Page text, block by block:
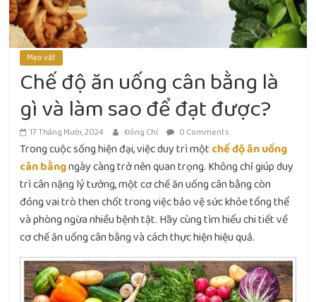
Mẹo vặt
Chế độ ăn uống cân bằng là
gì và làm sao để đạt được?
17 Tháng Mười, 2024 Đông Chí 0 Comments
Trong cuộc sống hiện đại, việc duy trì một chế độ ăn uống
cân bằngngày càng trở nên quan trọng. Không chỉ giúp duy
trì cân nặng lý tưởng, một cơ chế ăn uống cân bằng còn
đóng vai trò then chốt trong việc bảo vệ sức khỏe tổng thể
và phòng ngừa nhiều bệnh tật. Hãy cùng tìm hiểu chi tiết về
cơ chế ăn uống cân bằng và cách thực hiện hiệu quả.